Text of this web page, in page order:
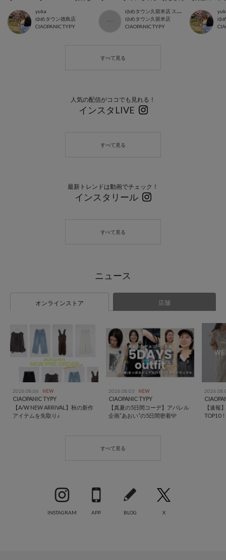
yuka
ゆめタウン徳島店
CIAOPANIC TYPY
ゆ
めタウン久留米店 スタッフ
ゆめタウン久留米店
CIAOPANIC TYPY
ゆ
人気の配信がココでも見れる！
インスタLIVE
最新トレンドは動画でチェック！
インスタリール
オンラインストア 店舗
2026.08.06 NEW
CIAOPANIC TYPY
【A/W NEW ARRIVAL】秋の新作
アイテムを先取り♪
2026.08.03 NEW
CIAOPANIC TYPY
【真夏の5日間コーデ】アパレル
企画”あおい”の5日間密着🩵
【速報
TOP10
INSTAGRAM APP BLOG X